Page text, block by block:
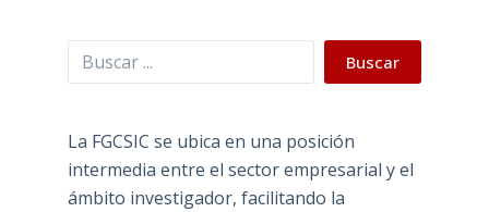
Buscar Buscar
La FGCSIC se ubica en una posición
intermedia entre el sector empresarial y el
ámbito investigador, facilitando la